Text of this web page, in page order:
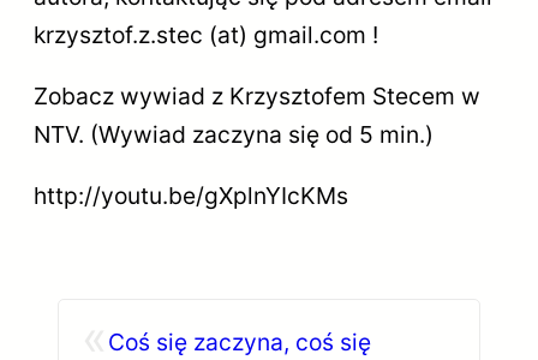
krzysztof.z.stec (at) gmail.com !
Zobacz wywiad z Krzysztofem Stecem w
NTV. (Wywiad zaczyna się od 5 min.)
http://youtu.be/gXplnYIcKMs
Coś się zaczyna, coś się